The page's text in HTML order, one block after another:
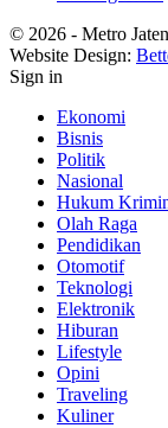
© 2026 - Metro
Website Design:
Sign in
Ekonomi
Bisnis
Politik
Nasional
Hukum
Olah Raga
Pendidikan
Otomotif
Teknologi
Elektronik
Hiburan
Lifestyle
Opini
Traveling
Kuliner